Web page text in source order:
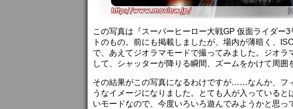
この写真は『スーパーヒーロー大戦GP 仮面ライダー
トのもの。前にも掲載しましたが、場内が薄暗く、
で、あえてジオラマモードで撮ってみました。ジオラ
して、シャッターが降りる瞬間、ズームをかけて周囲
その結果がこの写真になるわけですが……なんか、フ
うなイメージになりました。とても人が入っている
いモードなので、今度いろいろ遊んでみようかと思っ